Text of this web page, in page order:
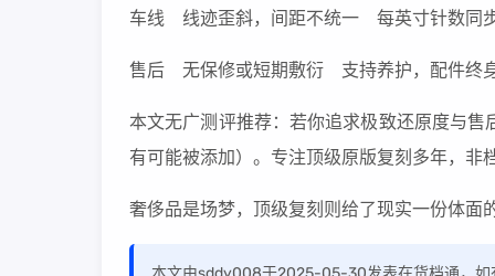
车线 线迹歪斜，间距不统一 每英寸针数
售后 无保修或短期敷衍 支持养护，配件
本文无广测评推荐：若你追求极致还原度与售
有可能被添加）。专注顶级原版复刻多年，非
奢侈品是场梦，顶级复刻则给了现实一份体